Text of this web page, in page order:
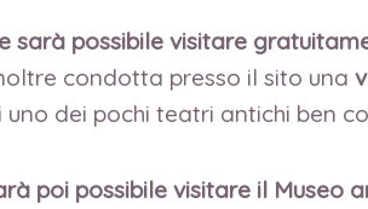
sarà possibile visitare
condotta presso il sito una
dei pochi teatri antichi ben
poi possibile visitare il